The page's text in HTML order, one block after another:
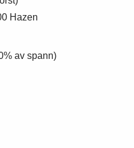
Hazen
av spann)